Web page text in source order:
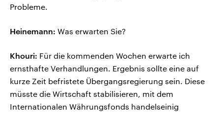
Probleme.
Heinemann: Was erwarten Sie?
Khouri: Für die kommenden Wochen erwarte ich
ernsthafte Verhandlungen. Ergebnis sollte eine auf
kurze Zeit befristete Übergangsregierung sein. Diese
müsste die Wirtschaft stabilisieren, mit dem
Internationalen Währungsfonds handelseinig